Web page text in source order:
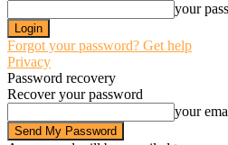
your
Forgot your password? Get help
Privacy
Password recovery
Recover your password
your